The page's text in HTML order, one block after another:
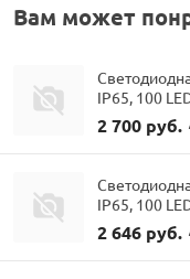
Вам может
IP65, 100
2 700 руб.
IP65, 100
2 646 руб.